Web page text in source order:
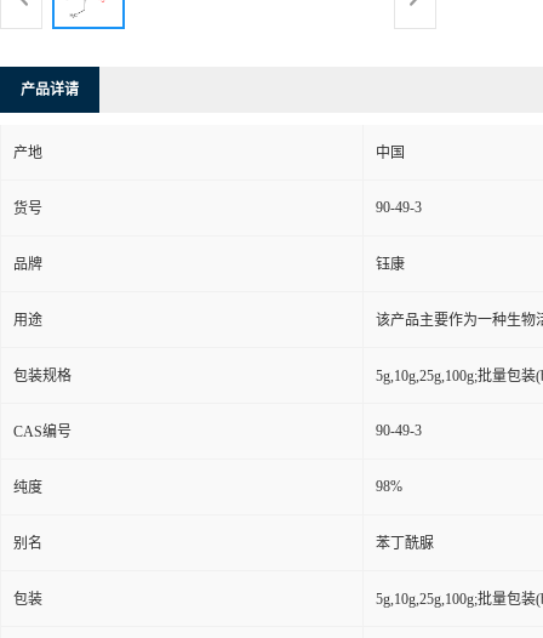
产品详请
产地 中国
货号 90-49-3
品牌 钰康
用途 该产品主要作为一种生物
包装规格 5g,10g,25g,100g;批量包装
CAS编号 90-49-3
纯度 98%
别名 苯丁酰脲
包装 5g,10g,25g,100g;批量包装